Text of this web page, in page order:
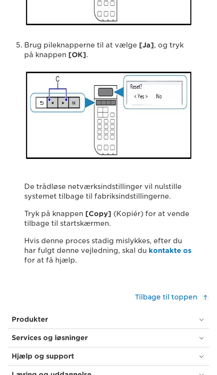
Brug pileknapperne til at vælge [Ja], og tryk
på knappen [OK].
De trådløse netværksindstillinger vil nulstille
systemet tilbage til fabriksindstillingerne.
Tryk på knappen [Copy] (Kopiér) for at vende
tilbage til startskærmen.
Hvis denne proces stadig mislykkes, efter du
har fulgt denne vejledning, skal du kontakte os
for at få hjælp.
Tilbage til toppen
Produkter
Services og løsninger
Hjælp og support